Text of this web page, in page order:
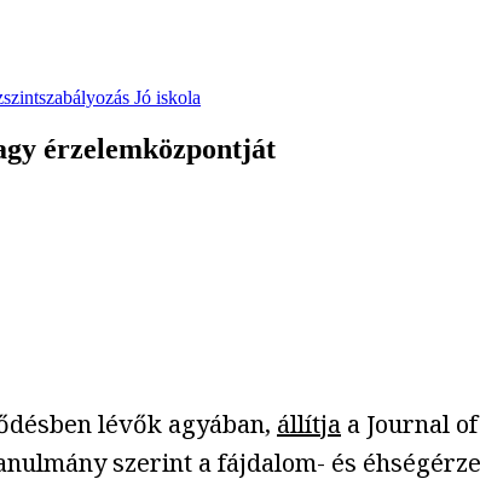
Jó iskola
érzelemközpontját
lévők agyában, állítja a Journal
szerint a fájdalom- és